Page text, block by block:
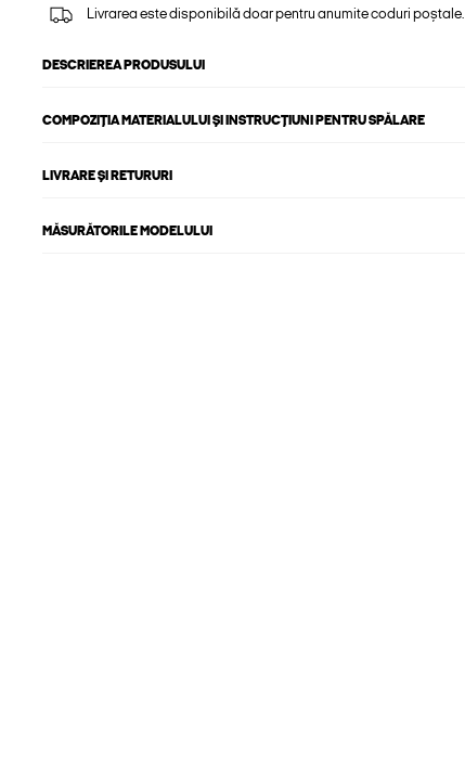
Livrarea este disponibilă doar pentru anumite coduri poștale.
DESCRIEREA PRODUSULUI
COMPOZIȚIA MATERIALULUI ȘI INSTRUCȚIUNI PENTRU SPĂLARE
LIVRARE ȘI RETURURI
MĂSURĂTORILE MODELULUI